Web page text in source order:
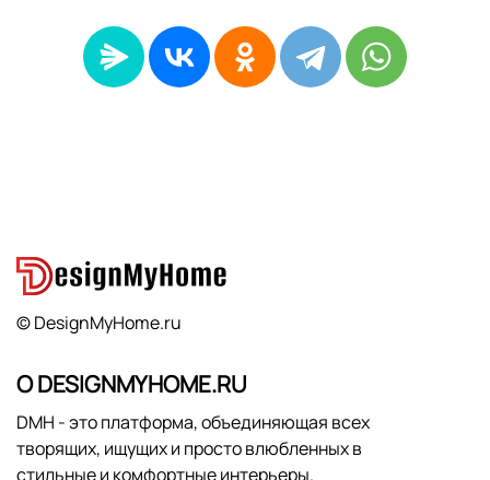
© DesignMyHome.ru
О DESIGNMYHOME.RU
DMH - это платформа, объединяющая всех
творящих, ищущих и просто влюбленных в
стильные и комфортные интерьеры.